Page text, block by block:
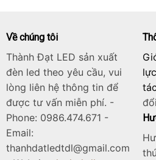
Về chúng tôi
Thành Đạt LED sản xuất
đèn led theo yêu cầu, vui
lòng liên hệ thông tin để
được tư vấn miễn phí. -
Phone: 0986.474.671 -
Email:
thanhdatledtdl@gmail.com
tác